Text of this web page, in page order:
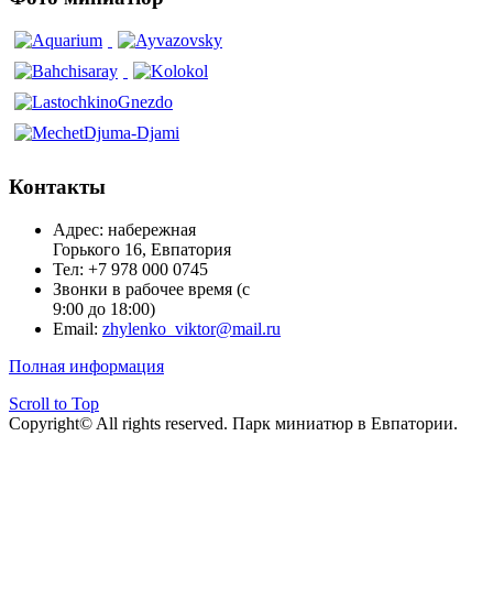
Контакты
Адрес: набережная
Горького 16, Евпатория
Тел: +7 978 000 0745
Звонки в рабочее время (с
9:00 до 18:00)
Email: zhylenko_viktor@mail.ru
Полная информация
Scroll to Top
Copyright© All rights reserved. Парк миниатюр в Евпатории.